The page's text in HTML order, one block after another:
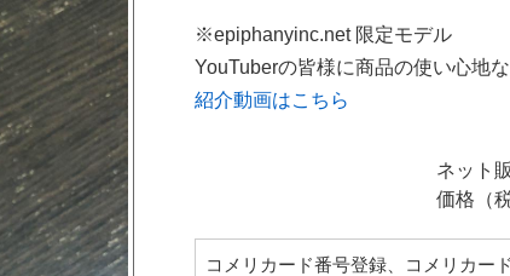
※epiphanyinc.net 限定モデル
YouTuberの皆様に商品の使い心地
紹介動画はこちら
ネット
価格（
コメリカード番号登録、コメリカー